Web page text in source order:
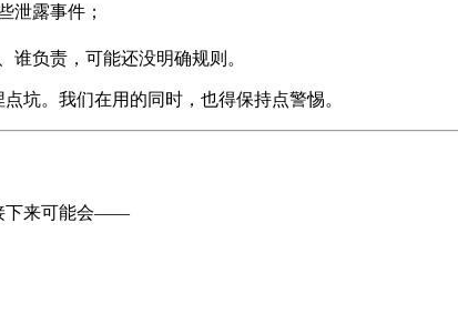
泄露事件；
谁负责，可能还没明确规则。
坑。我们在用的同时，也得保持点警惕。
下来可能会——